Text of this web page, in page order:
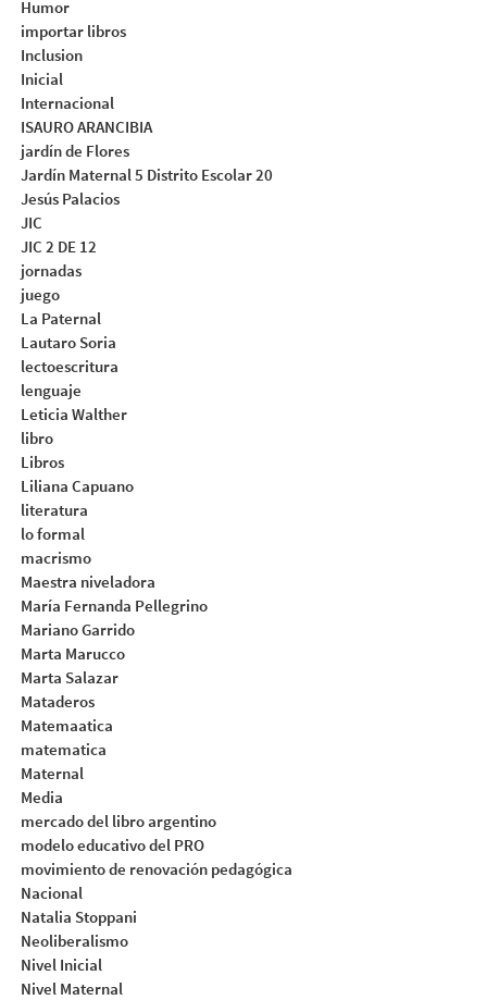
Humor
importar libros
Inclusion
Inicial
Internacional
ISAURO ARANCIBIA
jardín de Flores
Jardín Maternal 5 Distrito Escolar 20
Jesús Palacios
JIC
JIC 2 DE 12
jornadas
juego
La Paternal
Lautaro Soria
lectoescritura
lenguaje
Leticia Walther
libro
Libros
Liliana Capuano
literatura
lo formal
macrismo
Maestra niveladora
María Fernanda Pellegrino
Mariano Garrido
Marta Marucco
Marta Salazar
Mataderos
Matemaatica
matematica
Maternal
Media
mercado del libro argentino
modelo educativo del PRO
movimiento de renovación pedagógica
Nacional
Natalia Stoppani
Neoliberalismo
Nivel Inicial
Nivel Maternal